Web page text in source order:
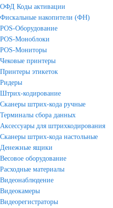
ОФД Коды активации
Фискальные накопители (ФН)
POS-Оборудование
POS-Моноблоки
POS-Мониторы
Чековые принтеры
Принтеры этикеток
Ридеры
Штрих-кодирование
Сканеры штрих-кода ручные
Терминалы сбора данных
Аксессуары для штрихкодирования
Сканеры штрих-кода настольные
Денежные ящики
Весовое оборудование
Расходные материалы
Видеонаблюдение
Видеокамеры
Видеорегистраторы